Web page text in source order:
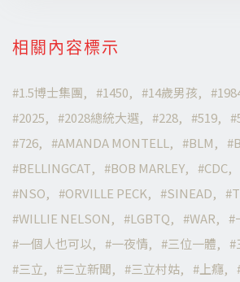
相關內容標示
1.5博士集團 1450 14歲男孩
2025
2028總統大選 228 519
726
AMANDA MONTELL BLM
BELLINGCAT
BOB MARLEY CDC
NSO
ORVILLE PECK SINEAD
WILLIE NELSON
LGBTQ WAR
一個人也可以
一夜情 三位一體
三立
三立新聞 三立村姑 上癮